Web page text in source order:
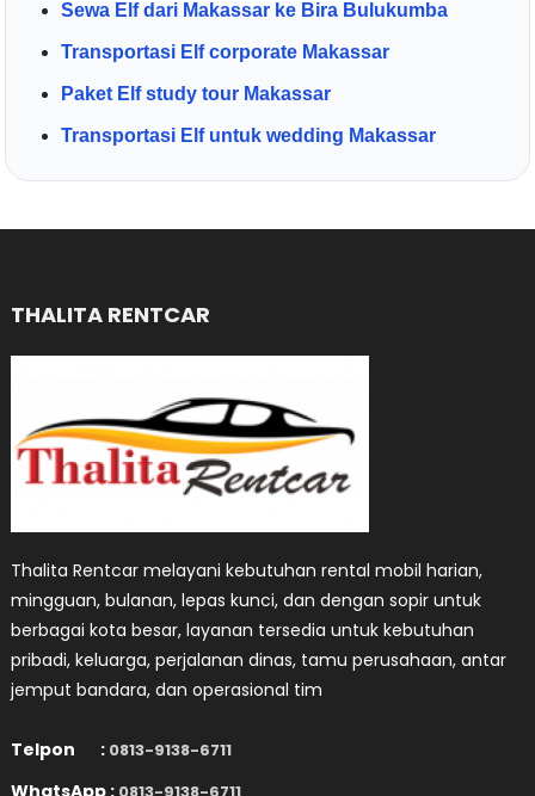
Sewa Elf dari Makassar ke Bira Bulukumba
Transportasi Elf corporate Makassar
Paket Elf study tour Makassar
Transportasi Elf untuk wedding Makassar
THALITA RENTCAR
Thalita Rentcar melayani kebutuhan rental mobil harian,
mingguan, bulanan, lepas kunci, dan dengan sopir untuk
berbagai kota besar, layanan tersedia untuk kebutuhan
pribadi, keluarga, perjalanan dinas, tamu perusahaan, antar
jemput bandara, dan operasional tim
Telpon : 0813-9138-6711
WhatsApp :